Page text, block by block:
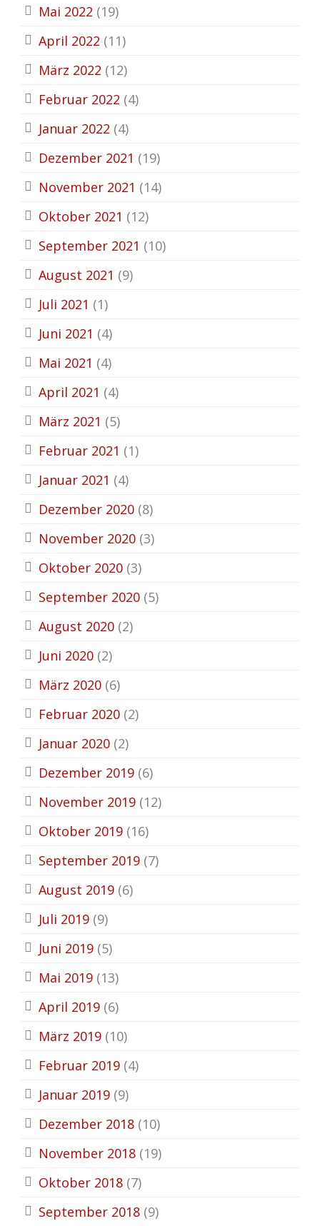
Mai 2022 (19)
April 2022 (11)
März 2022 (12)
Februar 2022 (4)
Januar 2022 (4)
Dezember 2021 (19)
November 2021 (14)
Oktober 2021 (12)
September 2021 (10)
August 2021 (9)
Juli 2021 (1)
Juni 2021 (4)
Mai 2021 (4)
April 2021 (4)
März 2021 (5)
Februar 2021 (1)
Januar 2021 (4)
Dezember 2020 (8)
November 2020 (3)
Oktober 2020 (3)
September 2020 (5)
August 2020 (2)
Juni 2020 (2)
März 2020 (6)
Februar 2020 (2)
Januar 2020 (2)
Dezember 2019 (6)
November 2019 (12)
Oktober 2019 (16)
September 2019 (7)
August 2019 (6)
Juli 2019 (9)
Juni 2019 (5)
Mai 2019 (13)
April 2019 (6)
März 2019 (10)
Februar 2019 (4)
Januar 2019 (9)
Dezember 2018 (10)
November 2018 (19)
Oktober 2018 (7)
September 2018 (9)